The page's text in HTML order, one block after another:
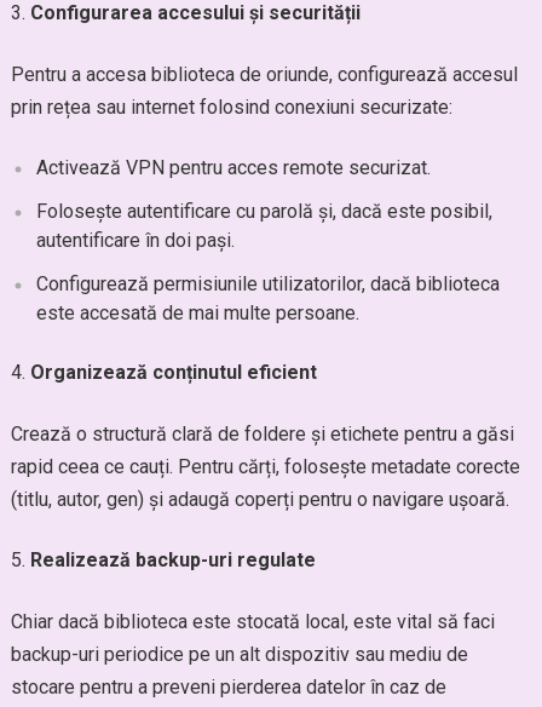
Configurarea accesului și securității
Pentru a accesa biblioteca de oriunde, configurează accesul
prin rețea sau internet folosind conexiuni securizate:
Activează VPN pentru acces remote securizat.
Folosește autentificare cu parolă și, dacă este posibil,
autentificare în doi pași.
Configurează permisiunile utilizatorilor, dacă biblioteca
este accesată de mai multe persoane.
Organizează conținutul eficient
Crează o structură clară de foldere și etichete pentru a găsi
rapid ceea ce cauți. Pentru cărți, folosește metadate corecte
(titlu, autor, gen) și adaugă coperți pentru o navigare ușoară.
Realizează backup-uri regulate
Chiar dacă biblioteca este stocată local, este vital să faci
backup-uri periodice pe un alt dispozitiv sau mediu de
stocare pentru a preveni pierderea datelor în caz de